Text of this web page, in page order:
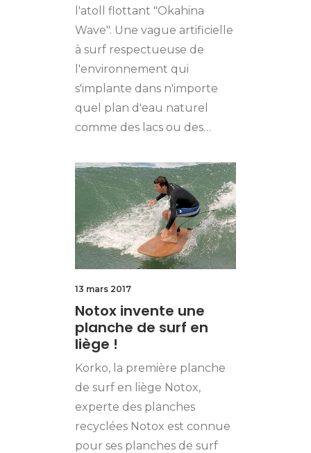
l'atoll flottant "Okahina
Wave". Une vague artificielle
à surf respectueuse de
l'environnement qui
s'implante dans n'importe
quel plan d'eau naturel
comme des lacs ou des…
13 mars 2017
Notox invente une
planche de surf en
liège !
Korko, la première planche
de surf en liège Notox,
experte des planches
recyclées Notox est connue
pour ses planches de surf